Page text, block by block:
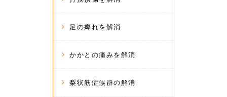
足の痺れを解消
かかとの痛みを解消
梨状筋症候群の解消